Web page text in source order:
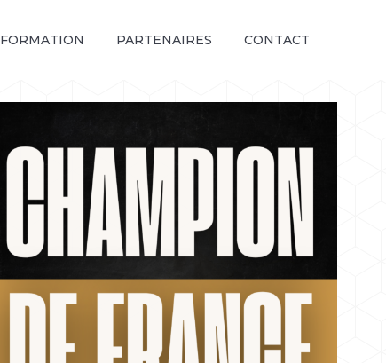
FORMATION PARTENAIRES CONTACT